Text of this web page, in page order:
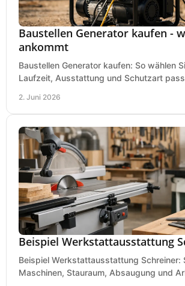
Baustellen Generator kaufen -
ankommt
Baustellen Generator kaufen: So wählen
Laufzeit, Ausstattung und Schutzart
2. Juni 2026
Beispiel Werkstattausstattung
Beispiel Werkstattausstattung Schreiner:
Maschinen, Stauraum, Absaugung und